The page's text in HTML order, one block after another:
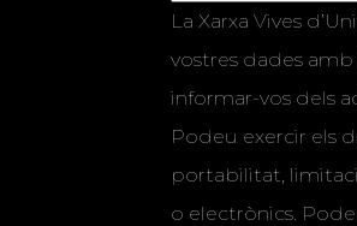
La Xarxa Vives
vostres dades
informar-vos dels
Podeu exercir els
portabilitat,
o electrònics.